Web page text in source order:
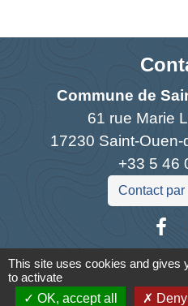
Commune de
61 rue Marie
17230 Saint-
+33 5 46
Contact
This site uses cookies and gives
to activate
OK, accept all